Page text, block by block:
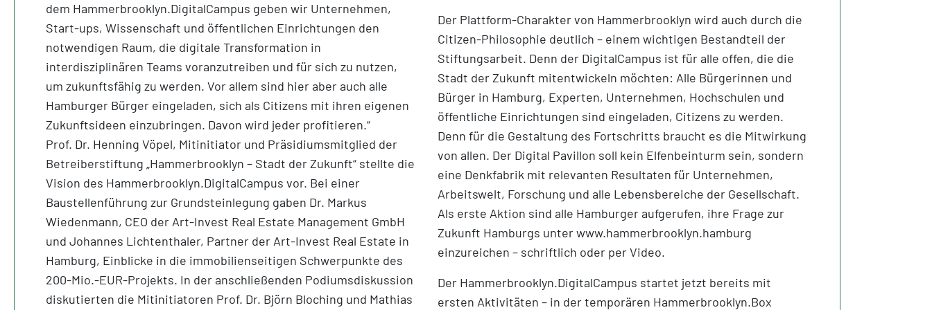
dem Hammerbrooklyn.DigitalCampus geben wir Unternehmen,
Start-ups, Wissenschaft und öffentlichen Einrichtungen den
notwendigen Raum, die digitale Transformation in
interdisziplinären Teams voranzutreiben und für sich zu nutzen,
um zukunftsfähig zu werden. Vor allem sind hier aber auch alle
Hamburger Bürger eingeladen, sich als Citizens mit ihren eigenen
Zukunftsideen einzubringen. Davon wird jeder profitieren.“
Prof. Dr. Henning Vöpel, Mitinitiator und Präsidiumsmitglied der
Betreiberstiftung „Hammerbrooklyn – Stadt der Zukunft“ stellte die
Vision des Hammerbrooklyn.DigitalCampus vor. Bei einer
Baustellenführung zur Grundsteinlegung gaben Dr. Markus
Wiedenmann, CEO der Art-Invest Real Estate Management GmbH
und Johannes Lichtenthaler, Partner der Art-Invest Real Estate in
Hamburg, Einblicke in die immobilienseitigen Schwerpunkte des
200-Mio.-EUR-Projekts. In der anschließenden Podiumsdiskussion
diskutierten die Mitinitiatoren Prof. Dr. Björn Bloching und Mathias
Der Plattform-Charakter von Hammerbrooklyn wird auch durch die
Citizen-Philosophie deutlich – einem wichtigen Bestandteil der
Stiftungsarbeit. Denn der DigitalCampus ist für alle offen, die die
Stadt der Zukunft mitentwickeln möchten: Alle Bürgerinnen und
Bürger in Hamburg, Experten, Unternehmen, Hochschulen und
öffentliche Einrichtungen sind eingeladen, Citizens zu werden.
Denn für die Gestaltung des Fortschritts braucht es die Mitwirkung
von allen. Der Digital Pavillon soll kein Elfenbeinturm sein, sondern
eine Denkfabrik mit relevanten Resultaten für Unternehmen,
Arbeitswelt, Forschung und alle Lebensbereiche der Gesellschaft.
Als erste Aktion sind alle Hamburger aufgerufen, ihre Frage zur
Zukunft Hamburgs unter www.hammerbrooklyn.hamburg
einzureichen – schriftlich oder per Video.
Der Hammerbrooklyn.DigitalCampus startet jetzt bereits mit
ersten Aktivitäten – in der temporären Hammerbrooklyn.Box